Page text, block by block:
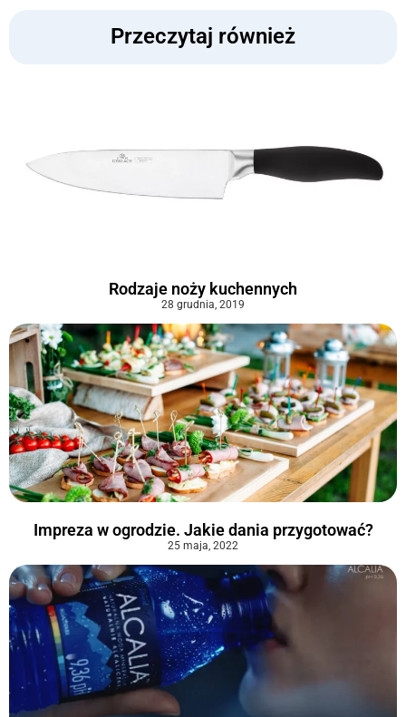
Przeczytaj również
Rodzaje noży kuchennych
28 grudnia, 2019
Impreza w ogrodzie. Jakie dania przygotować?
25 maja, 2022